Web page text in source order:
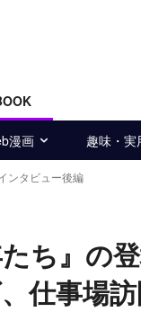
漫画 趣味・実
ンタビュー後編
ち』の
事場訪